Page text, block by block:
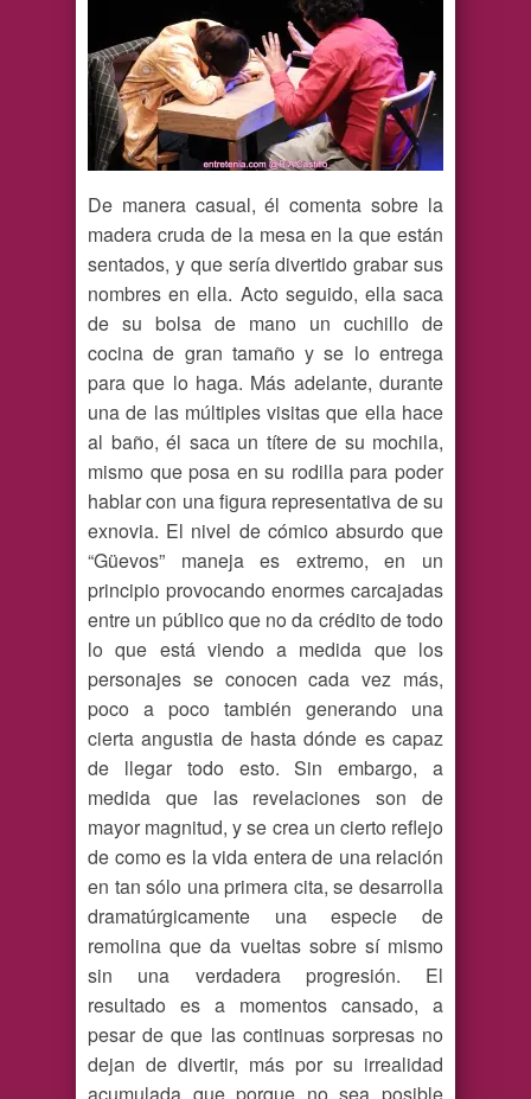
De manera casual, él comenta sobre la
madera cruda de la mesa en la que están
sentados, y que sería divertido grabar sus
nombres en ella. Acto seguido, ella saca
de su bolsa de mano un cuchillo de
cocina de gran tamaño y se lo entrega
para que lo haga. Más adelante, durante
una de las múltiples visitas que ella hace
al baño, él saca un títere de su mochila,
mismo que posa en su rodilla para poder
hablar con una figura representativa de su
exnovia. El nivel de cómico absurdo que
“Güevos” maneja es extremo, en un
principio provocando enormes carcajadas
entre un público que no da crédito de todo
lo que está viendo a medida que los
personajes se conocen cada vez más,
poco a poco también generando una
cierta angustia de hasta dónde es capaz
de llegar todo esto. Sin embargo, a
medida que las revelaciones son de
mayor magnitud, y se crea un cierto reflejo
de como es la vida entera de una relación
en tan sólo una primera cita, se desarrolla
dramatúrgicamente una especie de
remolina que da vueltas sobre sí mismo
sin una verdadera progresión. El
resultado es a momentos cansado, a
pesar de que las continuas sorpresas no
dejan de divertir, más por su irrealidad